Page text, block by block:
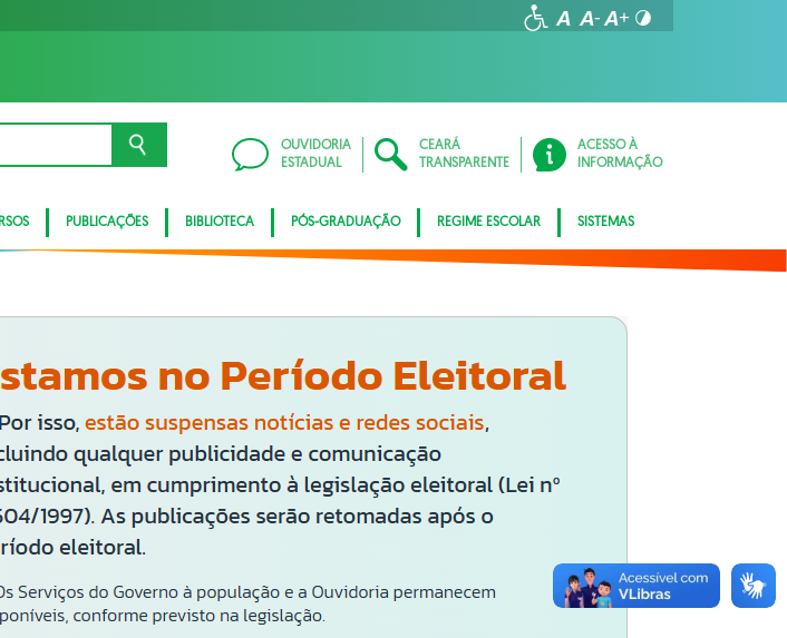
OUVIDORIA
ESTADUAL
CEARÁ
TRANSPARENTE
ACESSO À
INFORMAÇÃO
PUBLICAÇÕES BIBLIOTECA PÓS-GRADUAÇÃO REGIME ESCOLAR SISTEMAS